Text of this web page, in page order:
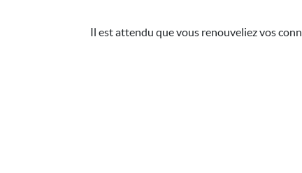
Il est attendu que vous renouveliez vos